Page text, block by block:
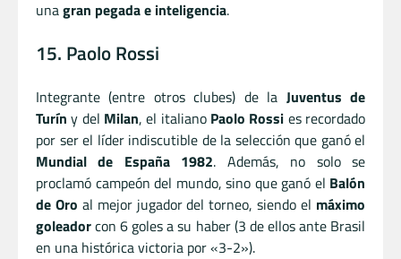
unagran pegada e inteligencia.
15. Paolo Rossi
Integrante (entre otros clubes) de la Juventus de
Turín y del Milan, el italiano Paolo Rossi es recordado
por ser el líder indiscutible de la selección que ganó el
Mundial de España 1982. Además, no solo se
proclamó campeón del mundo, sino que ganó el Balón
de Oro al mejor jugador del torneo, siendo el máximo
goleadorcon 6 goles a su haber (3 de ellos ante Brasil
en una histórica victoria por «3-2»).